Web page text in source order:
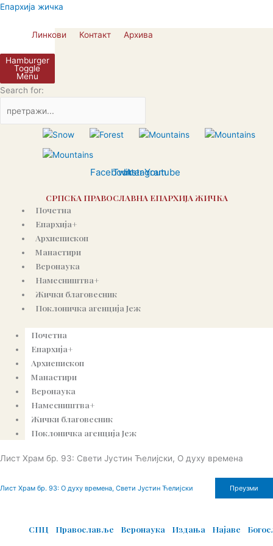
Пређи
Епархија жичка
Линкови Контакт Архива
Hamburger
Toggle
Menu
Search for:
Facebook
Twitter
Instagram
Youtube
СРПСКА ПРАВОСЛАВНА ЕПАРХИЈА ЖИЧКА
Почетна
Епархија+
Архиепископ
Манастири
Веронаука
Намесништва+
Жички благовесник
Поклоничка агенција Јеж
Почетна
Епархија+
Архиепископ
Манастири
Веронаука
Намесништва+
Жички благовесник
Поклоничка агенција Јеж
Лист Храм бр. 93: Свети Јустин Ћелијски, О духу времена
Лист Храм бр. 93: О духу времена, Свети Јустин Ћелијски
Преузми
СПЦ Православље Веронаука Издања Најаве